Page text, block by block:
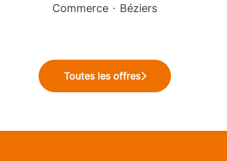
Commerce · Béziers
Toutes les offres